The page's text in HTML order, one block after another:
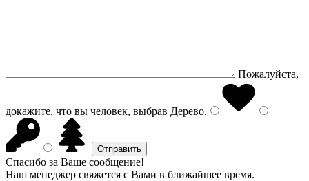
Пожалуйста,
докажите, что вы человек, выбрав Дерево.
Спасибо за Ваше сообщение!
Наш менеджер свяжется с Вами в ближайшее время.